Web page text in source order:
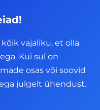
vajaliku, et olla
Kui sul on
osas või soovid
julgelt ühendust.